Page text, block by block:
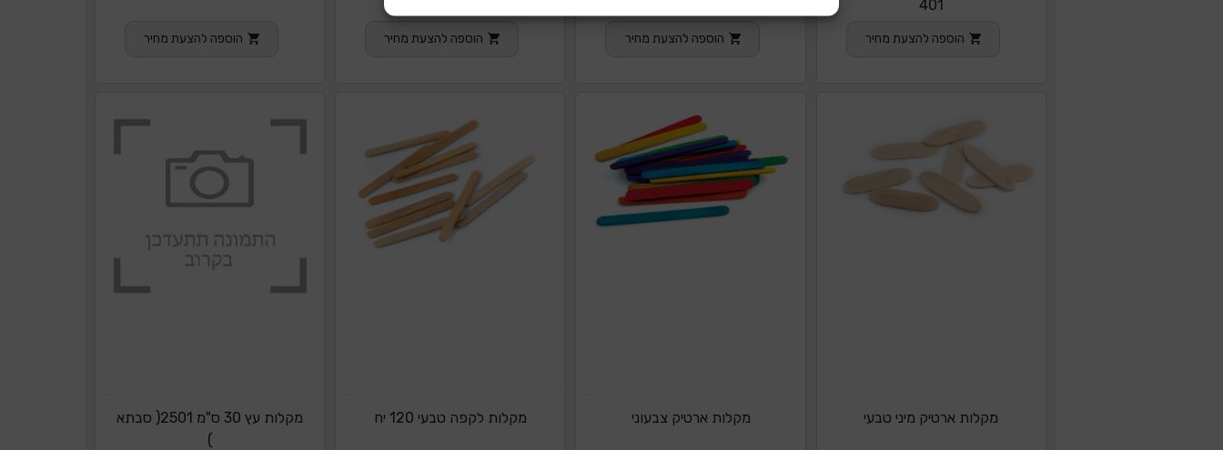
401
הוספה להצעת מחיר הוספה להצעת מחיר הוספה להצעת מחיר הוספה להצעת מחיר
מקלות ארטיק מיני טבעי מקלות ארטיק צבעוני מקלות לקפה טבעי 120 יח
מקלות עץ 30 ס"מ 2501( סבתא
)